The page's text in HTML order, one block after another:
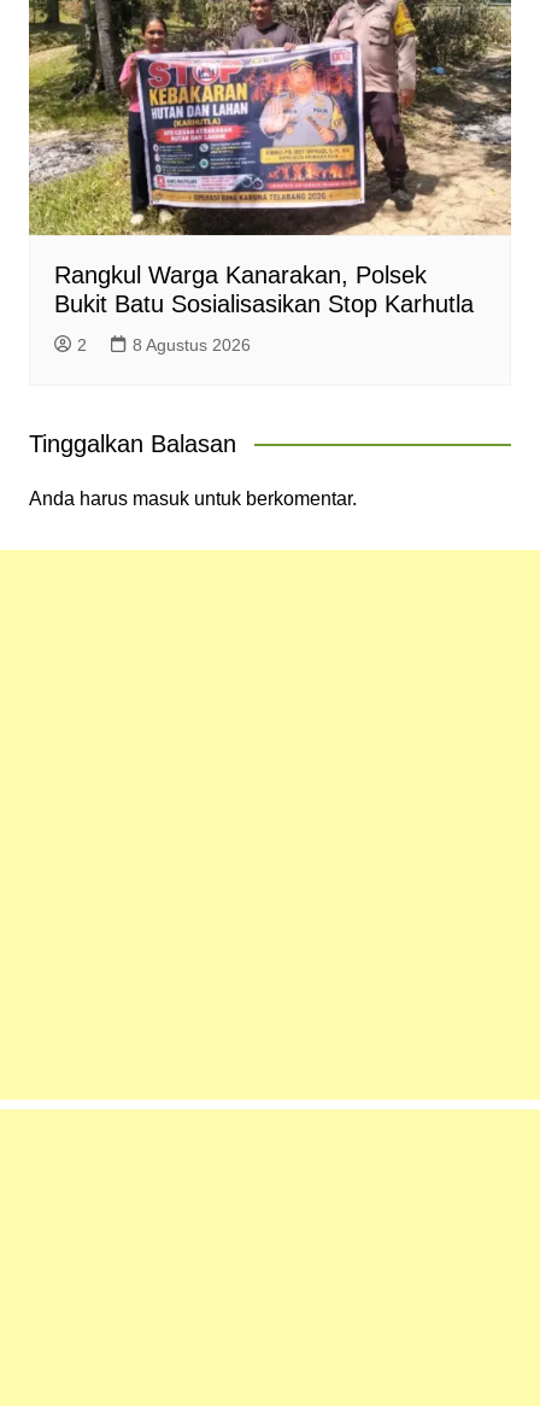
Rangkul Warga Kanarakan, Polsek
Bukit Batu Sosialisasikan Stop Karhutla
2 8 Agustus 2026
Tinggalkan Balasan
Anda harus masukuntuk berkomentar.